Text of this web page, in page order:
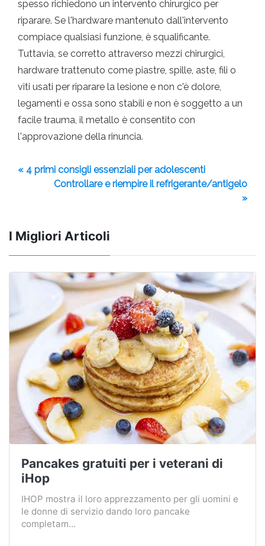
spesso richiedono un intervento chirurgico per
riparare. Se l'hardware mantenuto dall'intervento
compiace qualsiasi funzione, è squalificante.
Tuttavia, se corretto attraverso mezzi chirurgici,
hardware trattenuto come piastre, spille, aste, fili o
viti usati per riparare la lesione e non c'è dolore,
legamenti e ossa sono stabili e non è soggetto a un
facile trauma, il metallo è consentito con
l'approvazione della rinuncia.
« 4 primi consigli essenziali per adolescenti
Controllare e riempire il refrigerante/antigelo
»
I Migliori Articoli
Pancakes gratuiti per i veterani di
iHop
IHOP mostra il loro apprezzamento per gli uomini e
le donne di servizio dando loro pancake
completam...